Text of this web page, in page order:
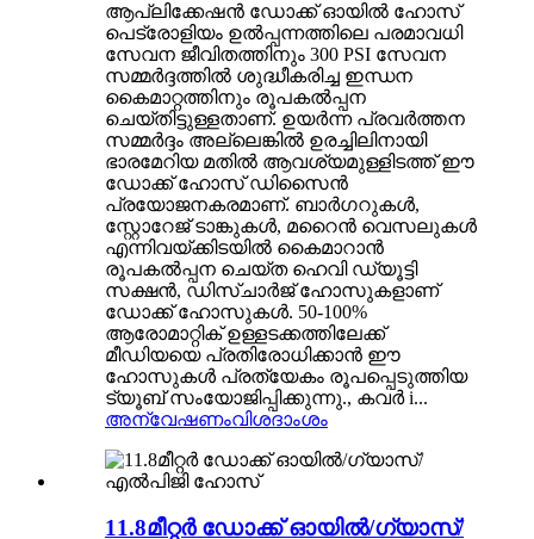
ആപ്ലിക്കേഷൻ ഡോക്ക് ഓയിൽ ഹോസ്
പെട്രോളിയം ഉൽപ്പന്നത്തിലെ പരമാവധി
സേവന ജീവിതത്തിനും 300 PSI സേവന
സമ്മർദ്ദത്തിൽ ശുദ്ധീകരിച്ച ഇന്ധന
കൈമാറ്റത്തിനും രൂപകൽപ്പന
ചെയ്തിട്ടുള്ളതാണ്. ഉയർന്ന പ്രവർത്തന
സമ്മർദ്ദം അല്ലെങ്കിൽ ഉരച്ചിലിനായി
ഭാരമേറിയ മതിൽ ആവശ്യമുള്ളിടത്ത് ഈ
ഡോക്ക് ഹോസ് ഡിസൈൻ
പ്രയോജനകരമാണ്. ബാർഗറുകൾ,
സ്റ്റോറേജ് ടാങ്കുകൾ, മറൈൻ വെസലുകൾ
എന്നിവയ്ക്കിടയിൽ കൈമാറാൻ
രൂപകൽപ്പന ചെയ്ത ഹെവി ഡ്യൂട്ടി
സക്ഷൻ, ഡിസ്ചാർജ് ഹോസുകളാണ്
ഡോക്ക് ഹോസുകൾ. 50-100%
ആരോമാറ്റിക് ഉള്ളടക്കത്തിലേക്ക്
മീഡിയയെ പ്രതിരോധിക്കാൻ ഈ
ഹോസുകൾ പ്രത്യേകം രൂപപ്പെടുത്തിയ
ട്യൂബ് സംയോജിപ്പിക്കുന്നു., കവർ i...
അന്വേഷണംവിശദാംശം
11.8മീറ്റർ ഡോക്ക് ഓയിൽ/ഗ്യാസ്/